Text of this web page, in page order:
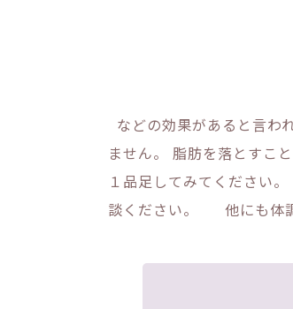
などの効果があると言わ
ません。 脂肪を落とすこ
１品足してみてください
談ください。 他にも体調